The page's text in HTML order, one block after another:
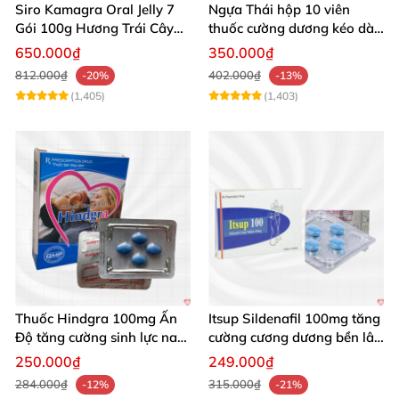
Siro Kamagra Oral Jelly 7
Gói 100g Hương Trái Cây
Tăng Cường Sinh Lý Nam
650.000₫
812.000₫
-20%
(1,405)
Ngựa Thái hộp 10 viên
thuốc cường dương kéo dài
cực mạnh
350.000₫
402.000₫
-13%
(1,403)
Thuốc Hindgra 100mg Ấn
Độ tăng cường sinh lực nam
chống xuất tinh sớm
250.000₫
284.000₫
-12%
Itsup Sildenafil 100mg tăng
cường cương dương bền lâu
nam
249.000₫
315.000₫
-21%